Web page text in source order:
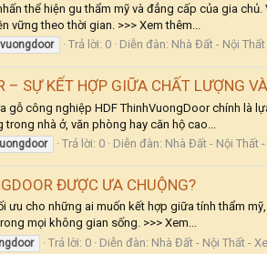
thể hiện gu thẩm mỹ và đẳng cấp của gia
theo thời gian. >>> Xem thêm...
Trả lời: 0 Diễn đàn: Nhà Đất - Nội Thất
– SỰ KẾT HỢP GIỮA CHẤT LƯỢNG
công nghiệp HDF ThinhVuongDoor chính là
nhà ở, văn phòng hay căn hộ cao...
Trả lời: 0 Diễn đàn: Nhà Đất - Nội Thất -
ĐƯỢC ƯA CHUỘNG?
cho những ai muốn kết hợp giữa tính thẩm
mọi không gian sống. >>> Xem...
Trả lời: 0 Diễn đàn: Nhà Đất - Nội Thất -